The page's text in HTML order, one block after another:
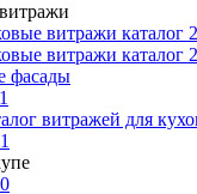
витражи каталог
витражи каталог
фасады
витражей для